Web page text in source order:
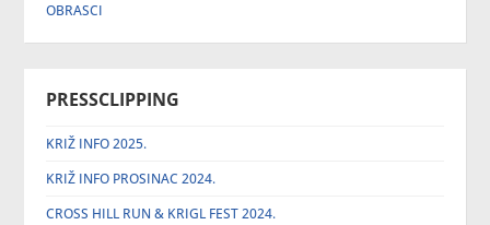
OBRASCI
PRESSCLIPPING
KRIŽ INFO 2025.
KRIŽ INFO PROSINAC 2024.
CROSS HILL RUN & KRIGL FEST 2024.